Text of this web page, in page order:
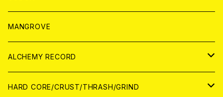
WORLD
アパレル
PATCH
アナログ
MANGROVE
ALCHEMY RECORD
CD
HARD CORE/CRUST/THRASH/GRIND